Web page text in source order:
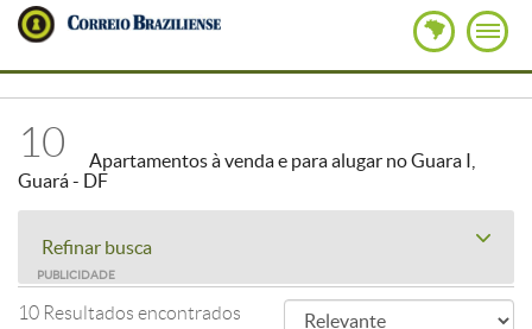
10
Apartamentos à venda e para alugar no Guara I,
Guará - DF
Refinar busca
PUBLICIDADE
10 Resultados encontrados